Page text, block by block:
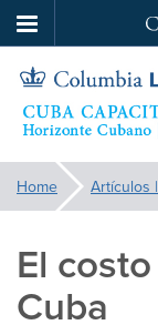
Cuba
Building
You
are
here:
Home
El
Cuba